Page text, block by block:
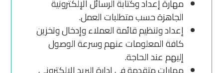
مهارة إعداد وكتابة الرسائل الإلكترونية
الجاهزة حسب متطلبات العمل.
إعداد وتنظيم قائمة العملاء وإدخال وتخزين
كافة المعلومات عنهم وسرعة الوصول
إليهم عند الحاجة.